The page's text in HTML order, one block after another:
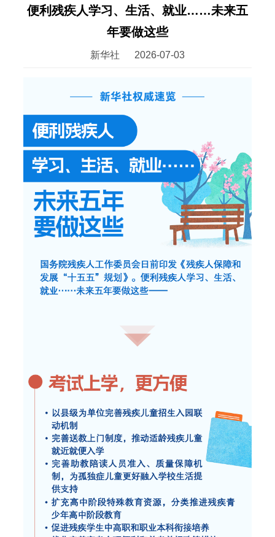
便利残疾人学习、生活、就业……未来五
年要做这些
新华社 2026-07-03